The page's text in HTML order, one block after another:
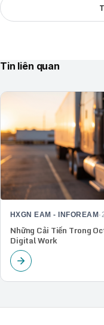
Tin liên quan
HXGN EAM - INFOREAM ·
Những Cải Tiến Trong
Digital Work